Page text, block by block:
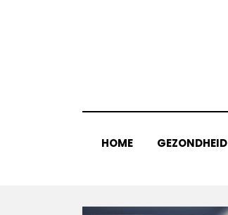
HOME GEZONDHEID